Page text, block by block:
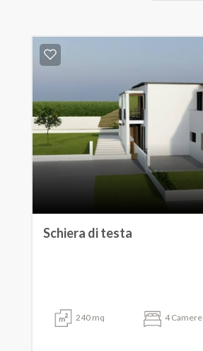
Schiera di testa
240 mq 4 Camere